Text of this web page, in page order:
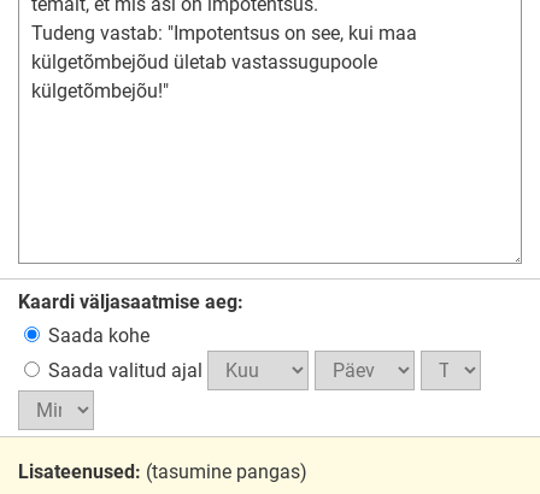
Kaardi väljasaatmise aeg:
Saada kohe
Saada valitud ajal
Lisateenused: (tasumine pangas)